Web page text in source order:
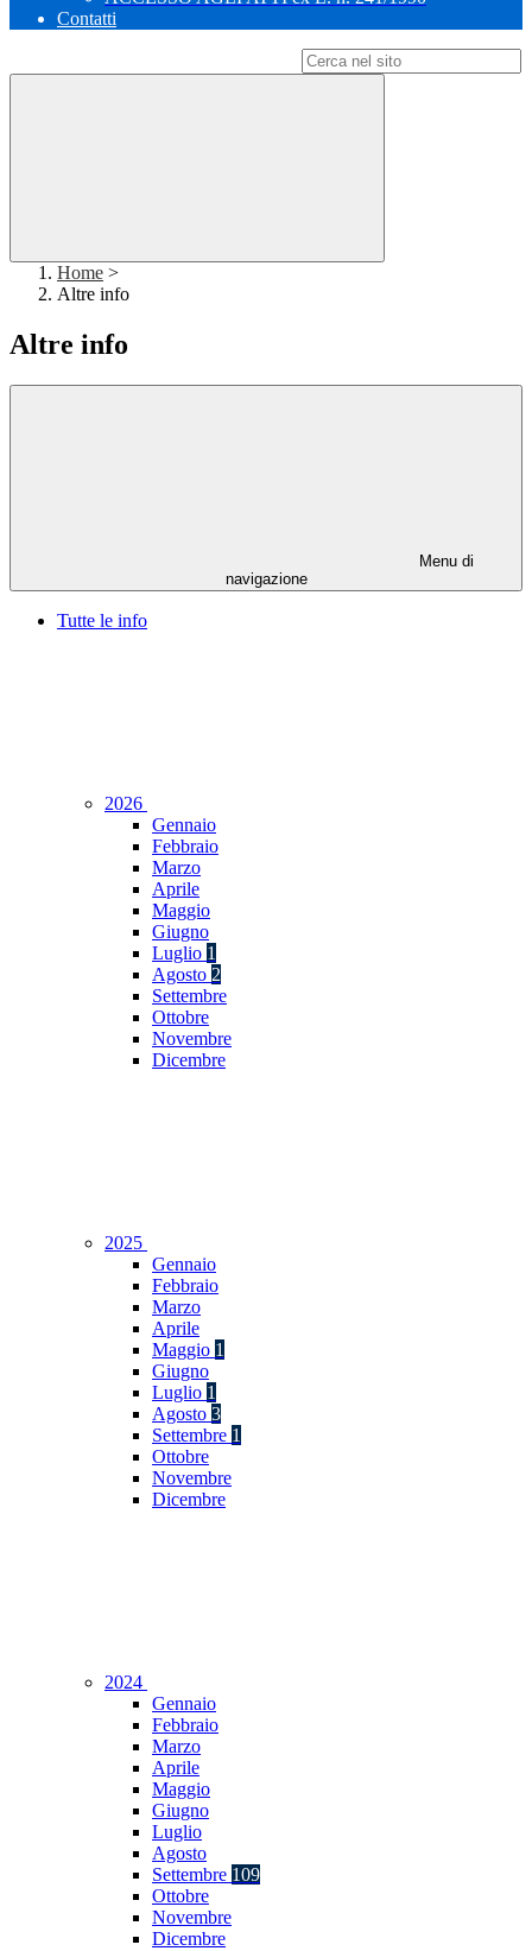
Contatti
Home >
Altre info
Altre info
Menu di
navigazione
Tutte le info
2026
Gennaio
Febbraio
Marzo
Aprile
Maggio
Giugno
Luglio 1
Agosto 2
Settembre
Ottobre
Novembre
Dicembre
2025
Gennaio
Febbraio
Marzo
Aprile
Maggio 1
Giugno
Luglio 1
Agosto 3
Settembre 1
Ottobre
Novembre
Dicembre
2024
Gennaio
Febbraio
Marzo
Aprile
Maggio
Giugno
Luglio
Agosto
Settembre 109
Ottobre
Novembre
Dicembre